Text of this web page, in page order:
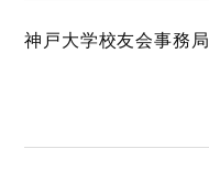
神戸大学校友会事務局